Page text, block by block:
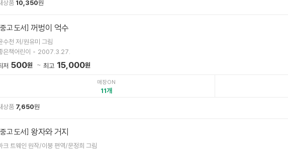
상품 10,350원
고 도서] 꺼벙이 억수
수천 저/원유미 그림
은책어린이
2007.3.27.
저 500원 최고 15,000원
매장ON
11
상품 7,650원
고 도서] 왕자와 거지
크 트웨인 원작/이붕 편역/문정희 그림